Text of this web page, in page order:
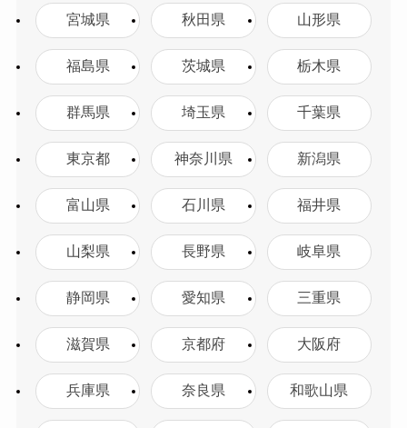
宮城県 秋田県 山形県
福島県 茨城県 栃木県
群馬県 埼玉県 千葉県
東京都 神奈川県 新潟県
富山県 石川県 福井県
山梨県 長野県 岐阜県
静岡県 愛知県 三重県
滋賀県 京都府 大阪府
兵庫県 奈良県 和歌山県